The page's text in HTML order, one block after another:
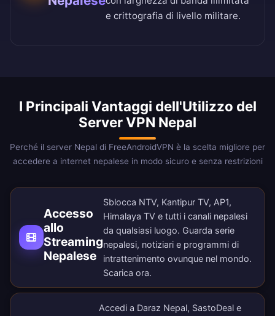
e crittografia di livello militare.
I Principali Vantaggi dell'Utilizzo del
Server VPN Nepal
Perché il server Nepal di FreeAndroidVPN è la scelta migliore per
accedere a internet nepalese in modo sicuro e senza restrizioni
Accesso
allo
Streaming
Nepalese
Sblocca NTV, Kantipur TV, AP1,
Himalaya TV e tutti i canali nepalesi
da qualsiasi luogo. Guarda serie
nepalesi, notiziari e programmi di
intrattenimento ovunque nel mondo.
Scarica ora.
Accedi a Daraz Nepal, SastoDeal e